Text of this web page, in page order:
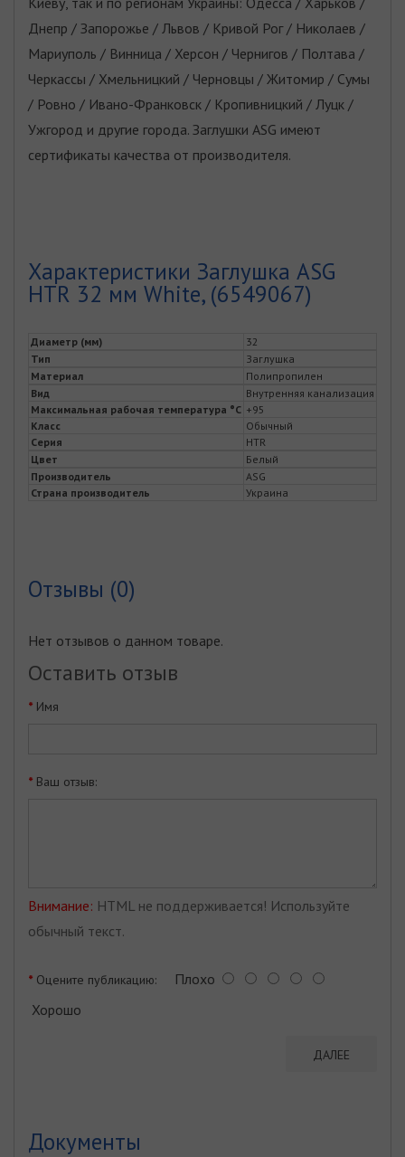
Днепр / Запорожье / Львов / Кривой Рог / Николаев /
Мариуполь / Винница / Херсон / Чернигов / Полтава /
Черкассы / Хмельницкий / Черновцы / Житомир / Сумы
/ Ровно / Ивано-Франковск / Кропивницкий / Луцк /
Ужгород и другие города. Заглушки ASG имеют
сертификаты качества от производителя.
Характеристики Заглушка ASG
HTR 32 мм White, (6549067)
Диаметр (мм)
32
Тип
Заглушка
Материал
Полипропилен
Вид
Внутренняя канализация
Максимальная рабочая температура °С +95
Класс
Обычный
Серия
HTR
Цвет
Белый
Производитель
ASG
Страна производитель
Украина
Отзывы (0)
Нет отзывов о данном товаре.
Оставить отзыв
Имя
Ваш отзыв:
Внимание: HTML не поддерживается! Используйте
обычный текст.
Оцените публикацию: Плохо
Хорошо
ДАЛЕЕ
Документы